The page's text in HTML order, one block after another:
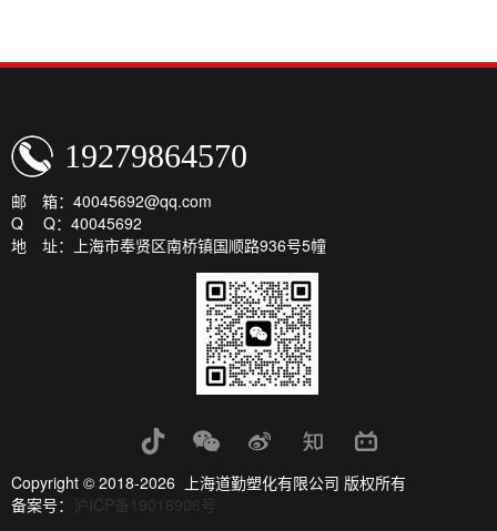
19279864570
邮 箱：40045692@qq.com
Q Q：40045692
地 址：上海市奉贤区南桥镇国顺路936号5幢
Copyright © 2018-2026 上海道勤塑化有限公司 版权所有
备案号： 沪ICP备19016906号